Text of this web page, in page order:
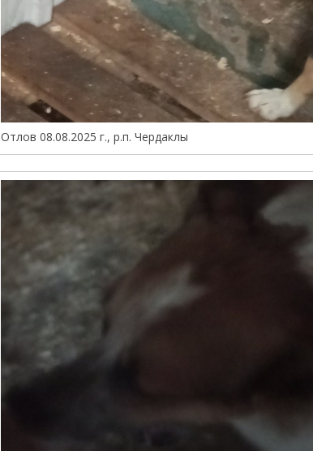
Отлов 08.08.2025 г., р.п. Чердаклы